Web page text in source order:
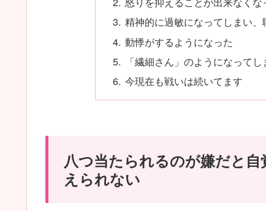
精神的に過敏になってしまい
動悸がするようになった
「繊細さん」のようになって
今現在も戦いは続いてます
八つ当たられるのが嫌だと
えられない